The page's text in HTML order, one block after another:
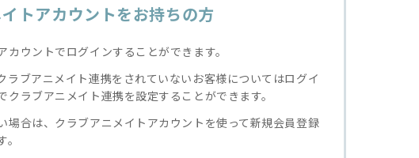
トアカウントをお持ちの方
カウントでログインすることができます。
ラブアニメイト連携をされていないお客様についてはログイ
クラブアニメイト連携を設定することができます。
場合は、クラブアニメイトアカウントを使って新規会員登録